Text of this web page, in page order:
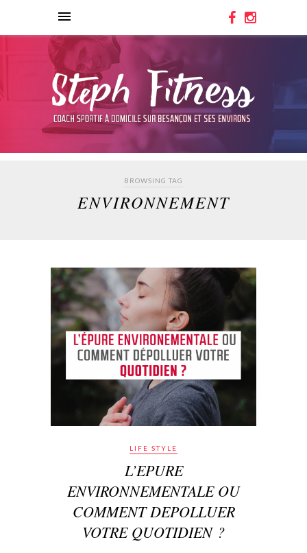
BROWSING TAG
ENVIRONNEMENT
LIFE STYLE
L’EPURE
ENVIRONNEMENTALE OU
COMMENT DEPOLLUER
VOTRE QUOTIDIEN ?